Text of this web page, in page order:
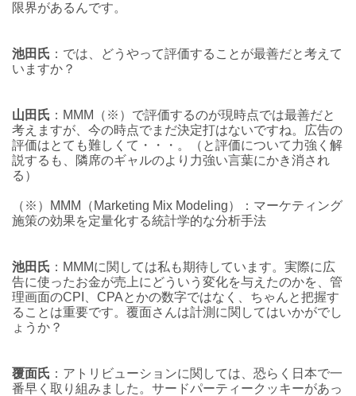
限界があるんです。
池田氏 ：では、どうやって評価することが最善だと考えて
いますか？
山田氏 ：MMM（※）で評価するのが現時点では最善だと
考えますが、今の時点でまだ決定打はないですね。広告の
評価はとても難しくて・・・。（と評価について力強く解
説するも、隣席のギャルのより力強い言葉にかき消され
る）
（※）MMM（Marketing Mix Modeling）：マーケティング
施策の効果を定量化する統計学的な分析手法
池田氏 ：MMMに関しては私も期待しています。実際に広
告に使ったお金が売上にどういう変化を与えたのかを、管
理画面のCPI、CPAとかの数字ではなく、ちゃんと把握す
ることは重要です。覆面さんは計測に関してはいかがでし
ょうか？
覆面氏 ：アトリビューションに関しては、恐らく日本で一
番早く取り組みました。サードパーティークッキーがあっ